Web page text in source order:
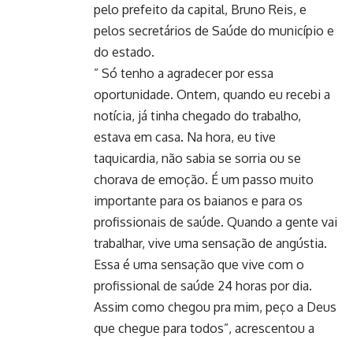
pelo prefeito da capital, Bruno Reis, e
pelos secretários de Saúde do município e
do estado.
” Só tenho a agradecer por essa
oportunidade. Ontem, quando eu recebi a
notícia, já tinha chegado do trabalho,
estava em casa. Na hora, eu tive
taquicardia, não sabia se sorria ou se
chorava de emoção. É um passo muito
importante para os baianos e para os
profissionais de saúde. Quando a gente vai
trabalhar, vive uma sensação de angústia.
Essa é uma sensação que vive com o
profissional de saúde 24 horas por dia.
Assim como chegou pra mim, peço a Deus
que chegue para todos”, acrescentou a